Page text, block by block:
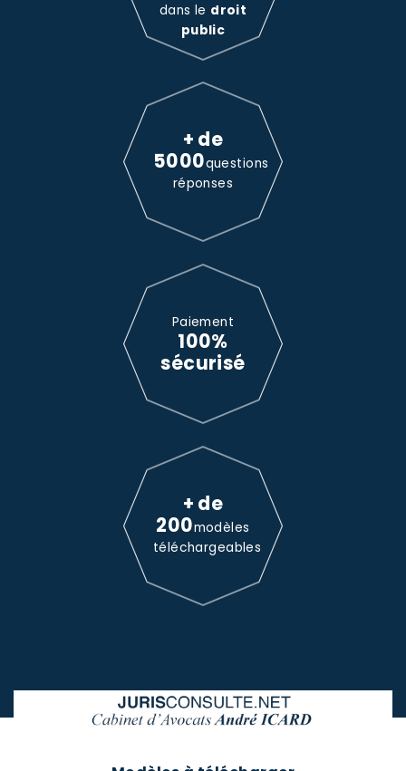
dans le droit
public
+ de
5000questions
réponses
Paiement
100%
sécurisé
+ de
200modèles
téléchargeables